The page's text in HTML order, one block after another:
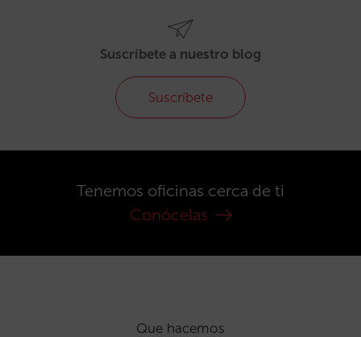
Suscríbete a nuestro blog
Suscríbete
Tenemos oficinas cerca de ti
Conócelas
Que hacemos